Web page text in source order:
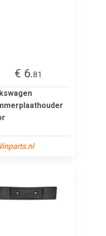
€ 6.81